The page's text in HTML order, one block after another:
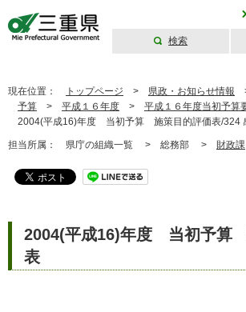
検索
現在位置： トップページ > 県政・お知らせ情報
予算 > 平成１６年度 > 平成１６年度当初予算
2004(平成16)年度 当初予算 施策目的評価表/324
担当所属： 県庁の組織一覧 > 総務部 > 財政課
2004(平成16)年度 当初予算
表